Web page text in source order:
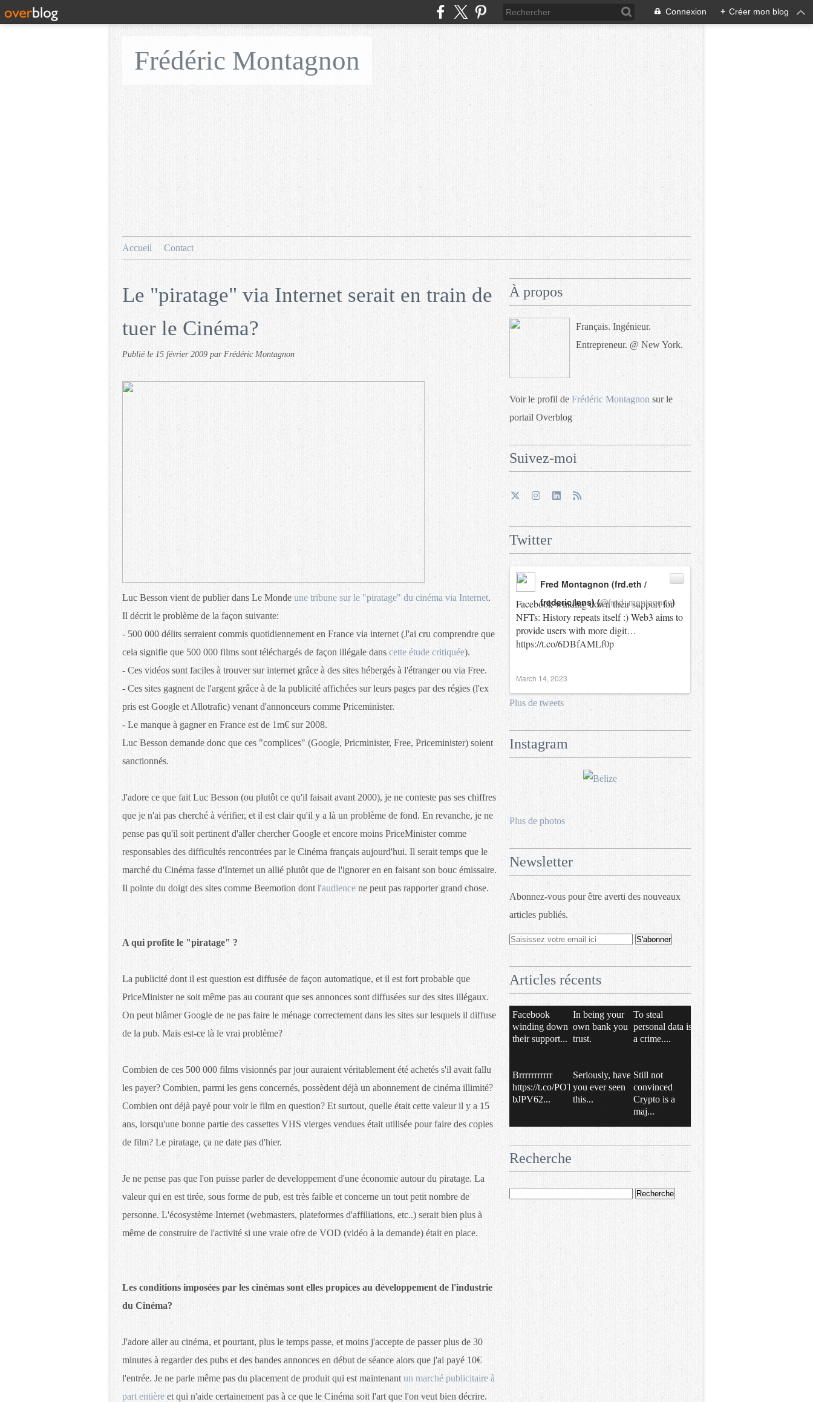
Connexion + Créer mon blog
Frédéric Montagnon
Accueil Contact
Le "piratage" via Internet serait en train de
tuer le Cinéma?
Publié le 15 février 2009 par Frédéric Montagnon
Luc Besson vient de publier dans Le Mondeune tribune sur le "piratage" du cinéma via Internet.
Il décrit le problème de la façon suivante:
- 500 000 délits serraient commis quotidiennement en France via internet (J'ai cru comprendre que
cela signifie que 500 000 films sont téléchargés de façon illégale dans cette étude critiquée).
- Ces vidéos sont faciles à trouver sur internet grâce à des sites hébergés à l'étranger ou via Free.
- Ces sites gagnent de l'argent grâce à de la publicité affichées sur leurs pages par des régies (l'ex
pris est Google et Allotrafic) venant d'annonceurs comme Priceminister.
- Le manque à gagner en France est de 1m€ sur 2008.
Luc Besson demande donc que ces "complices" (Google, Pricminister, Free, Priceminister) soient
sanctionnés.
J'adore ce que fait Luc Besson (ou plutôt ce qu'il faisait avant 2000), je ne conteste pas ses chiffres
que je n'ai pas cherché à vérifier, et il est clair qu'il y a là un problème de fond. En revanche, je ne
pense pas qu'il soit pertinent d'aller chercher Google et encore moins PriceMinister comme
responsables des difficultés rencontrées par le Cinéma français aujourd'hui. Il serait temps que le
marché du Cinéma fasse d'Internet un allié plutôt que de l'ignorer en en faisant son bouc émissaire.
Il pointe du doigt des sites comme Beemotion dont l'audience ne peut pas rapporter grand chose.
A qui profite le "piratage" ?
La publicité dont il est question est diffusée de façon automatique, et il est fort probable que
PriceMinister ne soit même pas au courant que ses annonces sont diffusées sur des sites illégaux.
On peut blâmer Google de ne pas faire le ménage correctement dans les sites sur lesquels il diffuse
de la pub. Mais est-ce là le vrai problème?
Combien de ces 500 000 films visionnés par jour auraient véritablement été achetés s'il avait fallu
les payer? Combien, parmi les gens concernés, possèdent déjà un abonnement de cinéma illimité?
Combien ont déjà payé pour voir le film en question? Et surtout, quelle était cette valeur il y a 15
ans, lorsqu'une bonne partie des cassettes VHS vierges vendues était utilisée pour faire des copies
de film? Le piratage, ça ne date pas d'hier.
Je ne pense pas que l'on puisse parler de developpement d'une économie autour du piratage. La
valeur qui en est tirée, sous forme de pub, est très faible et concerne un tout petit nombre de
personne. L'écosystème Internet (webmasters, plateformes d'affiliations, etc..) serait bien plus à
même de construire de l'activité si une vraie ofre de VOD (vidéo à la demande) était en place.
Les conditions imposées par les cinémas sont elles propices au développement de l'industrie
du Cinéma?
J'adore aller au cinéma, et pourtant, plus le temps passe, et moins j'accepte de passer plus de 30
minutes à regarder des pubs et des bandes annonces en début de séance alors que j'ai payé 10€
l'entrée. Je ne parle même pas du placement de produit qui est maintenant un marché publicitaire à
part entière et qui n'aide certainement pas à ce que le Cinéma soit l'art que l'on veut bien décrire.
À propos
Français. Ingénieur.
Entrepreneur. @ New York.
Voir le profil de Frédéric Montagnon sur le
portail Overblog
Suivez-moi
Twitter
Facebook winding down their support for
NFTs: History repeats itself :) Web3 aims to
provide users with more digit…
https://t.co/6DBfAMLf0p
Fred Montagnon (frd.eth /
frederic.lens) (@fred_montagnon)
March 14, 2023
Plus de tweets
Instagram
Plus de photos
Newsletter
Abonnez-vous pour être averti des nouveaux
articles publiés.
Articles récents
Facebook
winding down
their support...
In being your
own bank you
trust.
To steal
personal data is
a crime....
Brrrrrrrrrrr
https://t.co/POT
bJPV62...
Seriously, have
you ever seen
this...
Still not
convinced
Crypto is a
maj...
Recherche